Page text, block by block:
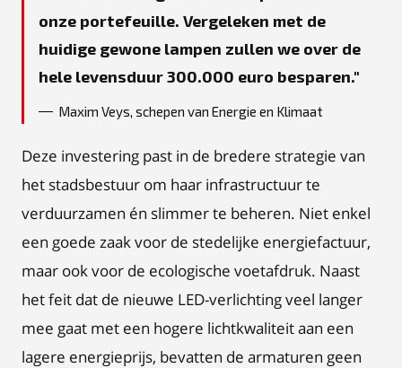
onze portefeuille. Vergeleken met de
huidige gewone lampen zullen we over de
hele levensduur 300.000 euro besparen.
Maxim Veys, schepen van Energie en Klimaat
Deze investering past in de bredere strategie van
het stadsbestuur om haar infrastructuur te
verduurzamen én slimmer te beheren. Niet enkel
een goede zaak voor de stedelijke energiefactuur,
maar ook voor de ecologische voetafdruk. Naast
het feit dat de nieuwe LED-verlichting veel langer
mee gaat met een hogere lichtkwaliteit aan een
lagere energieprijs, bevatten de armaturen geen